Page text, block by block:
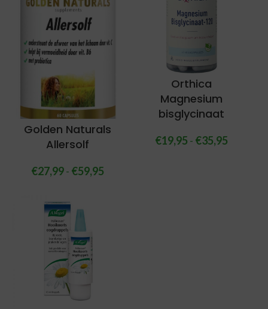
Golden Naturals
Allersolf
€27,99- €59,95
Orthica
Magnesium
bisglycinaat
€19,95 - €35,95